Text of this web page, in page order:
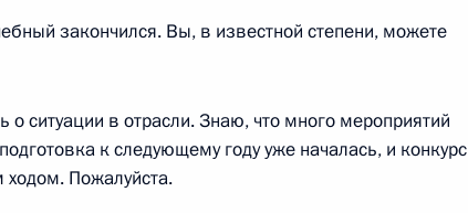
закончился. Вы, в известной степени, можете
о ситуации в отрасли. Знаю, что много мероприятий
к следующему году уже началась, и конкурс
ходом. Пожалуйста.